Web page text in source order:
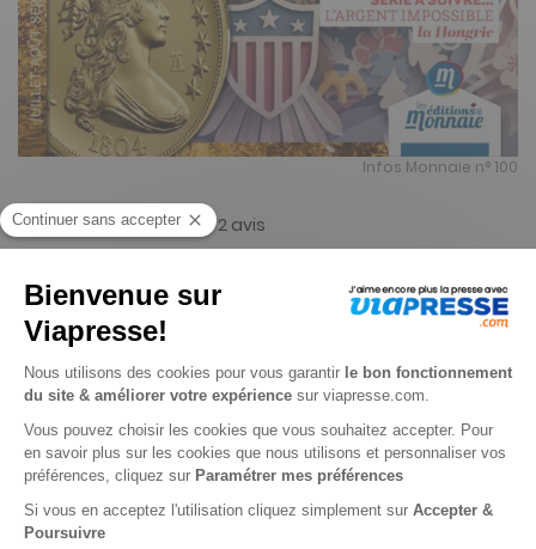
Infos Monnaie n° 100
4.5/ 5- 2 avis
Je choisis une durée
Abonnement 1 an
4 n° • Papier + Version digitale offerte